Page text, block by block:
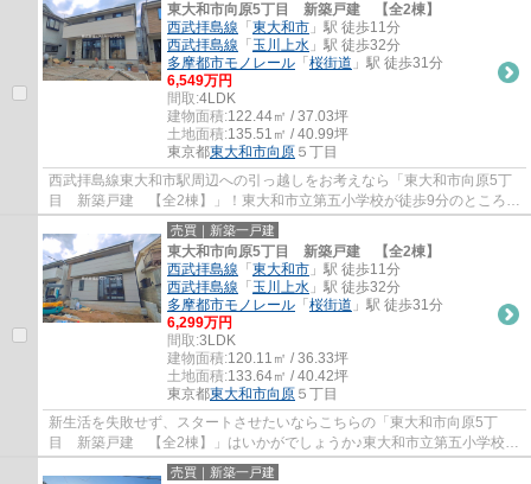
東大和市向原5丁目 新築戸建 【全2棟】
西武拝島線 「 東大和市 」駅 徒歩11分
西武拝島線 「 玉川上水 」駅 徒歩32分
多摩都市モノレール 「 桜街道 」駅 徒歩31分
6,549万円
間取:4LDK
建物面積:122.44㎡ / 37.03坪
土地面積:135.51㎡ / 40.99坪
東京都東大和市向原 ５丁目
西武拝島線東大和市駅周辺への引っ越しをお考えなら「東大和市向原5丁
目 新築戸建 【全2棟】」！東大和市立第五小学校が徒歩9分のところに
あり、お子様の通学も便利です！東大和市に...
売買｜新築一戸建
東大和市向原5丁目 新築戸建 【全2棟】
西武拝島線 「 東大和市 」駅 徒歩11分
西武拝島線 「 玉川上水 」駅 徒歩32分
多摩都市モノレール 「 桜街道 」駅 徒歩31分
6,299万円
間取:3LDK
建物面積:120.11㎡ / 36.33坪
土地面積:133.64㎡ / 40.42坪
東京都東大和市向原 ５丁目
新生活を失敗せず、スタートさせたいならこちらの「東大和市向原5丁
目 新築戸建 【全2棟】」はいかがでしょうか♪東大和市立第五小学校が
徒歩9分のところにあり、お子様の通学も便利...
売買｜新築一戸建